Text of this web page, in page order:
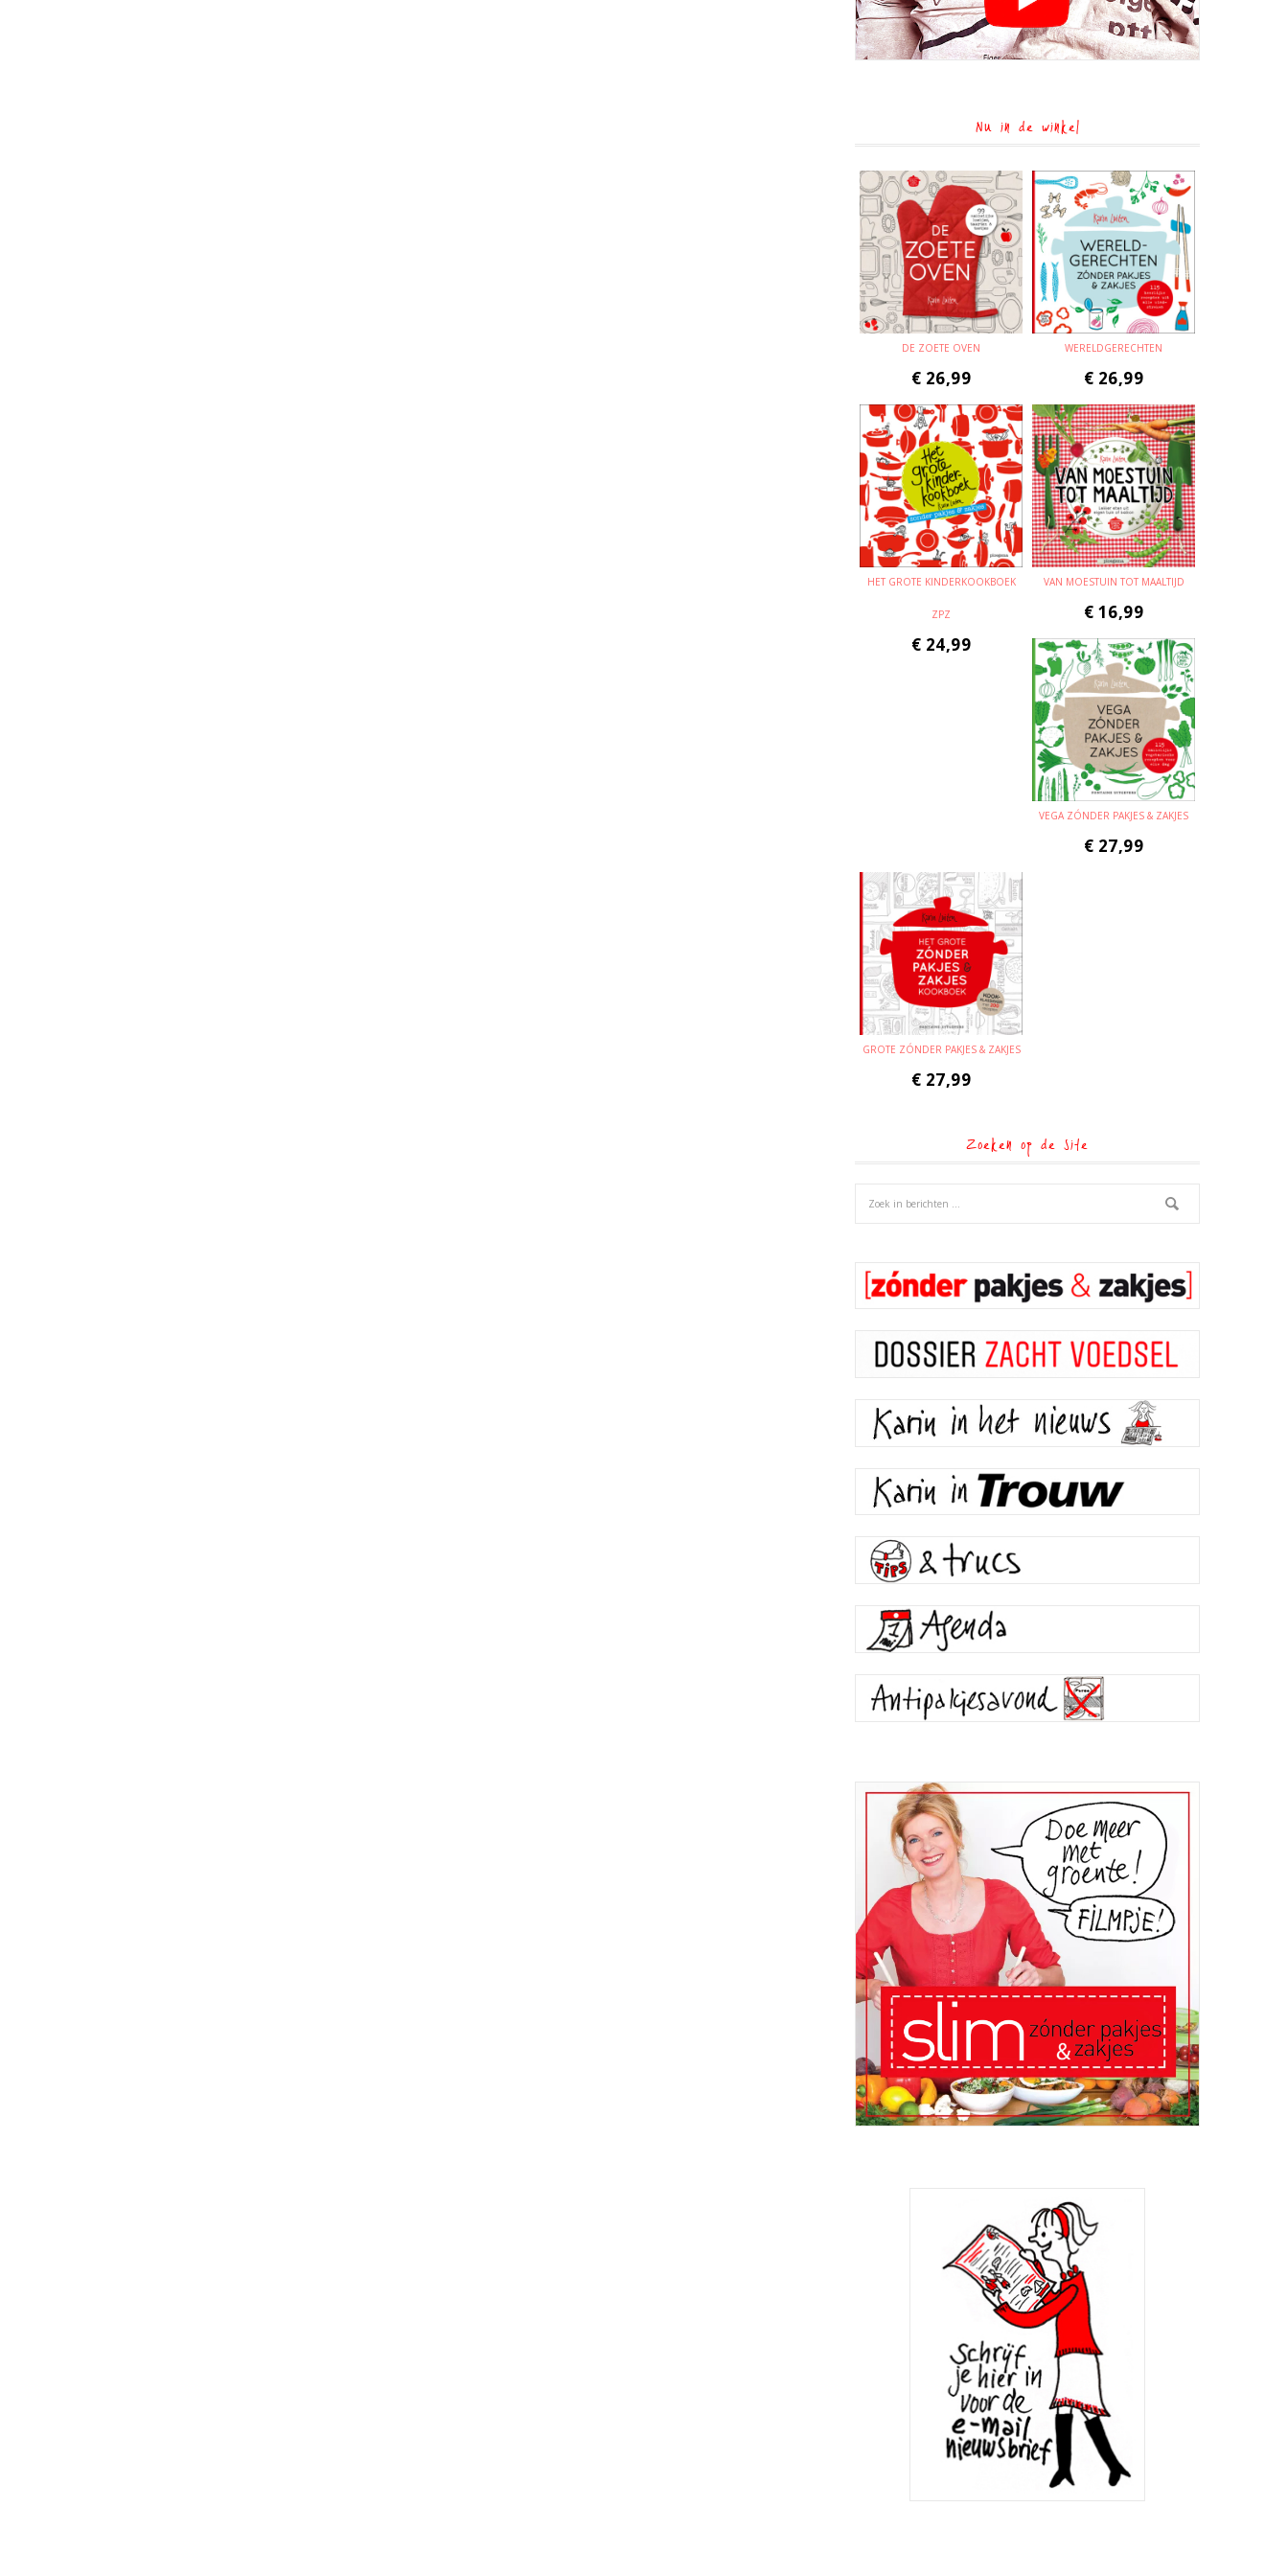
Nu in de winkel
DE ZOETE OVEN
€ 26,99
WERELDGERECHTEN
€ 26,99
HET GROTE KINDERKOOKBOEK
ZPZ
€ 24,99
VAN MOESTUIN TOT MAALTIJD
€ 16,99
VEGA ZÓNDER PAKJES & ZAKJES
€ 27,99
GROTE ZÓNDER PAKJES & ZAKJES
€ 27,99
Zoeken op de site